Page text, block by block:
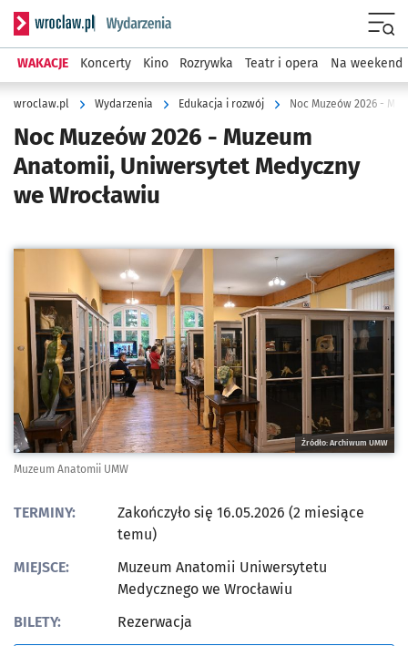
Serwis informacyjny wroclaw.pl podserwis: Wydarzenia
WAKACJE Koncerty Kino Rozrywka Teatr i opera Na weekend
wroclaw.pl Wydarzenia Edukacja i rozwój Noc Muzeów 2026 -
Noc Muzeów 2026 - Muzeum
Anatomii, Uniwersytet Medyczny
we Wrocławiu
Kliknij, aby powiększyć
Źródło: Archiwum UMW
Muzeum Anatomii UMW
TERMINY:
Zakończyło się 16.05.2026 (2 miesiące
temu)
MIEJSCE:
Muzeum Anatomii Uniwersytetu
Medycznego we Wrocławiu
BILETY:
Rezerwacja